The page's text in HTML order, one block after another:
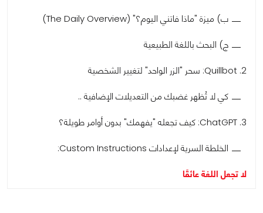
ب) ميزة "ماذا فاتني اليوم؟" (The Daily Overview)
ج) البحث باللغة الطبيعية
2. Quillbot: سحر "الزر الواحد" لتغيير الشخصية
كي لا تُظهر غضبك من التعديلات الإضافية ..
3. ChatGPT: كيف تجعله "يفهمك" بدون أوامر طويلة؟
الخلطة السرية لإعدادات Custom Instructions:
لا تجعل اللغة عائقًا